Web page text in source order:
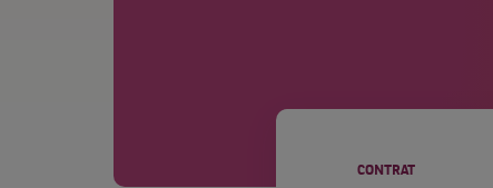
CONTRAT